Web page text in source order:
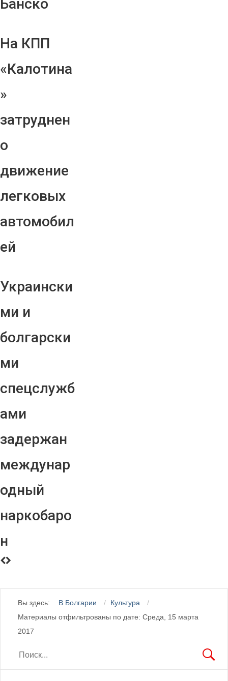
Банско
На КПП
«Калотина
»
затруднен
о
движение
легковых
автомобил
ей
Украински
ми и
болгарски
ми
спецслужб
ами
задержан
междунар
одный
наркобаро
н
Вы здесь: В Болгарии
Культура
Материалы отфильтрованы по дате: Среда, 15 марта
2017